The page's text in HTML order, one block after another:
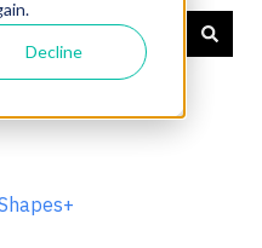
Decline
das Suchfeld leer ist.